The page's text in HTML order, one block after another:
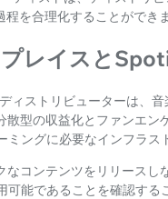
を合理化することができ
レイスと
ィストリビューターは、
散型の収益化とファンエ
ミングに必要なインフラス
コンテンツをリリース
可能であることを確認す